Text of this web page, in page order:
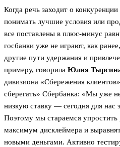
Когда речь заходит о
понимать лучшие условия или
все поставлены в плюс-минус
госбанки уже не играют, как
другие пути удержания и
примеру, говорила Юлия
дивизиона «Сбережения
сберегать» Сбербанка: «Мы уже
низкую ставку — сегодня для нас
Поэтому мы стараемся упростить
максимум дисклеймера и
новыми деньгами. Активно